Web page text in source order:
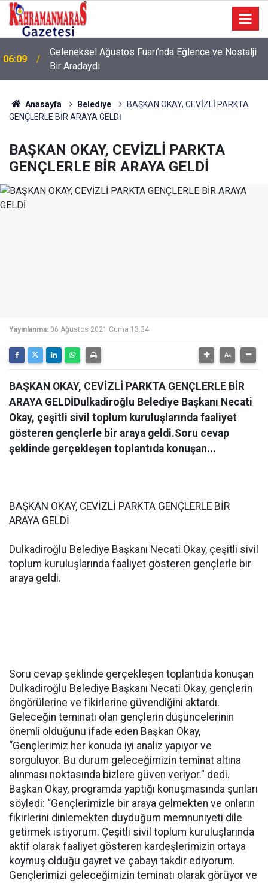
06:09
Geleneksel Ağustos Fuarı’nda Eğlence ve Nostalji
Bir Aradaydı
Anasayfa Belediye
BAŞKAN OKAY, CEVİZLİ PARKTA
GENÇLERLE BİR ARAYA GELDİ
BAŞKAN OKAY, CEVİZLİ PARKTA
GENÇLERLE BİR ARAYA GELDİ
Yayınlanma: 06 Ağustos 2021 Cuma 13:34
BAŞKAN OKAY, CEVİZLİ PARKTA GENÇLERLE BİR
ARAYA GELDİDulkadiroğlu Belediye Başkanı Necati
Okay, çeşitli sivil toplum kuruluşlarında faaliyet
gösteren gençlerle bir araya geldi.Soru cevap
şeklinde gerçekleşen toplantıda konuşan...
BAŞKAN OKAY, CEVİZLİ PARKTA GENÇLERLE BİR
ARAYA GELDİ
Dulkadiroğlu Belediye Başkanı Necati Okay, çeşitli sivil
toplum kuruluşlarında faaliyet gösteren gençlerle bir
araya geldi.
Soru cevap şeklinde gerçekleşen toplantıda konuşan
Dulkadiroğlu Belediye Başkanı Necati Okay, gençlerin
öngörülerine ve fikirlerine güvendiğini aktardı.
Geleceğin teminatı olan gençlerin düşüncelerinin
önemli olduğunu ifade eden Başkan Okay,
“Gençlerimiz her konuda iyi analiz yapıyor ve
sorguluyor. Bu durum geleceğimizin teminat altına
alınması noktasında bizlere güven veriyor.” dedi.
Başkan Okay, programda yaptığı konuşmasında şunları
söyledi: “Gençlerimizle bir araya gelmekten ve onların
fikirlerini dinlemekten duyduğum memnuniyeti dile
getirmek istiyorum. Çeşitli sivil toplum kuruluşlarında
aktif olarak faaliyet gösteren kardeşlerimizin ortaya
koymuş olduğu gayret ve çabayı takdir ediyorum.
Gençlerimizi geleceğimizin teminatı olarak görüyor ve